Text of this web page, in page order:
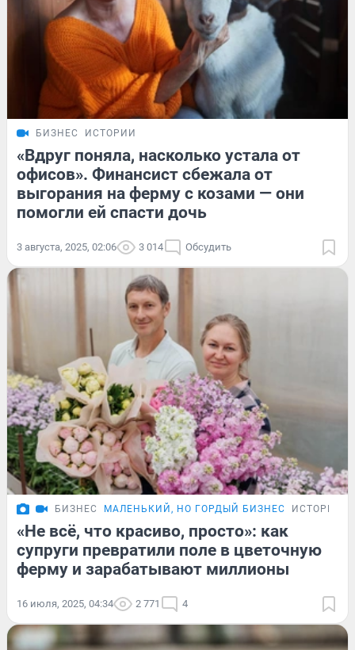
БИЗНЕС ИСТОРИИ
«Вдруг поняла, насколько устала от
офисов». Финансист сбежала от
выгорания на ферму с козами — они
помогли ей спасти дочь
3 августа, 2025, 02:06 3 014 Обсудить
БИЗНЕС МАЛЕНЬКИЙ, НО ГОРДЫЙ БИЗНЕС ИСТОРИИ
«Не всё, что красиво, просто»: как
супруги превратили поле в цветочную
ферму и зарабатывают миллионы
16 июля, 2025, 04:34 2 771 4